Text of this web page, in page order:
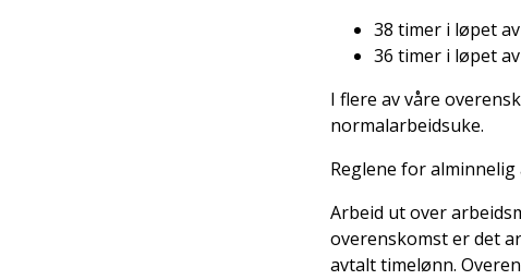
38 timer i løpet
36 timer i løpet
I flere av våre
normalarbeidsuke.
Reglene for
Arbeid ut over
overenskomst er det
avtalt timelønn.